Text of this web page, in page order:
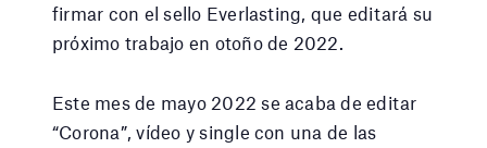
firmar con el sello Everlasting, que editará su
próximo trabajo en otoño de 2022.
Este mes de mayo 2022 se acaba de editar
“Corona”, vídeo y single con una de las